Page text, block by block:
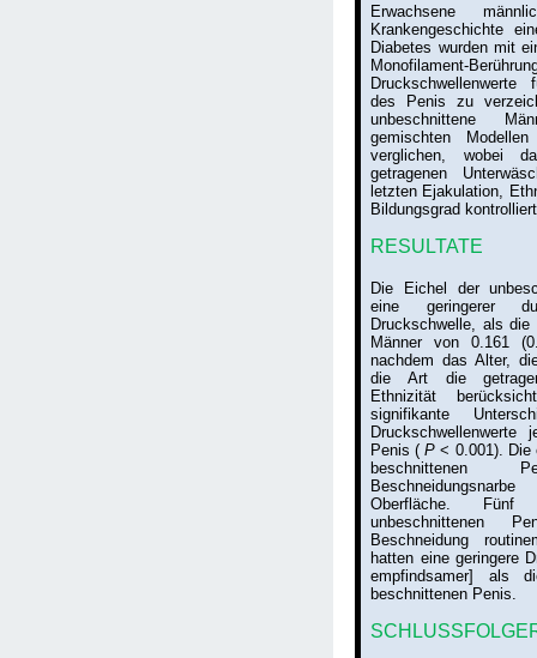
Erwachsene
Krankengeschichte
Diabetes wurden mit
Monofilament-
des Penis zu
unbeschnittene
gemischten
verglichen, wobei
getragenen
letzten Ejakulation,
Bildungsgrad
RESULTATE
Die Eichel der
eine geringerer
Druckschwelle, als
Männer von 0.161
nachdem das Alter,
die Art die
Ethnizität
signifikante
Penis (P < 0.001). Die
Oberfläche.
unbeschnittenen
Beschneidung
hatten eine geringere
empfindsamer] als
beschnittenen Penis.